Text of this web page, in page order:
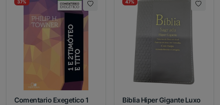
37%
Comentario Exegetico 1
47%
Biblia Hiper Gigante Luxo